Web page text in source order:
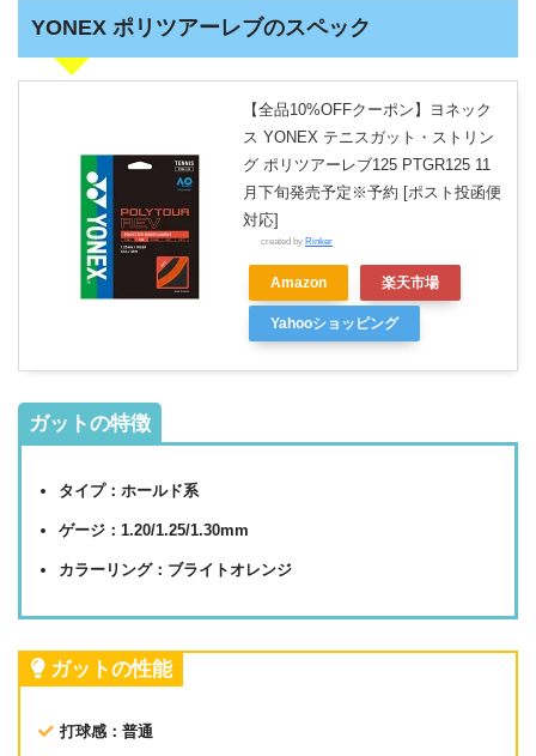
YONEX ポリツアーレブのスペック
【全品10%OFFクーポン】ヨネック
ス YONEX テニスガット・ストリン
グ ポリツアーレブ125 PTGR125 11
月下旬発売予定※予約 [ポスト投函便
対応]
created by Rinker
Amazon 楽天市場
Yahooショッピング
ガットの特徴
タイプ：ホールド系
ゲージ：1.20/1.25/1.30mm
カラーリング：ブライトオレンジ
ガットの性能
打球感：普通